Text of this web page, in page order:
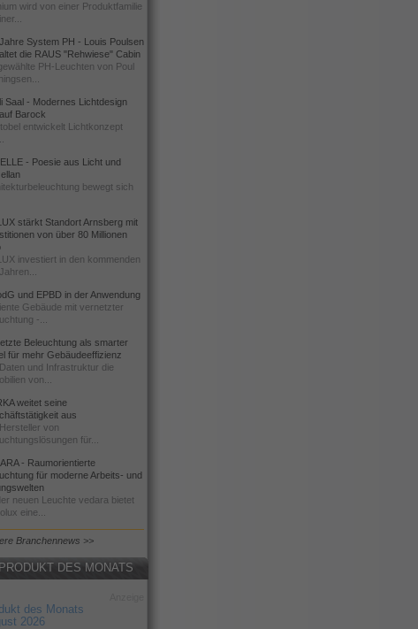
wird von einer Produktfamilie
System PH - Louis Poulsen
die RAUS "Rehwiese" Cabin
PH-Leuchten von Poul
Saal - Modernes Lichtdesign
Barock
entwickelt Lichtkonzept
- Poesie aus Licht und
bewegt sich
stärkt Standort Arnsberg mit
von über 80 Millionen
investiert in den kommenden
und EPBD in der Anwendung
Gebäude mit vernetzter
-...
Beleuchtung als smarter
für mehr Gebäudeeffizienz
und Infrastruktur die
von...
weitet seine
aus
von
für...
- Raumorientierte
für moderne Arbeits- und
neuen Leuchte vedara bietet
eine...
Branchennews >>
PRODUKT DES MONATS
des Monats
2026